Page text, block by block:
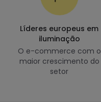
Líderes europeus em
iluminação
O e-commerce com o
maior crescimento do
setor